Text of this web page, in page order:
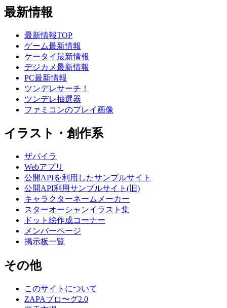
最新情報
最新情報TOP
ゲーム最新情報
ケータイ最新情報
デジカメ最新情報
PC最新情報
ツンデレサーチ！
ツンデレ抽選器
ファミコンのプレイ画像
イラスト・創作系
ザパイラ
Webアプリ
公開APIを利用したサンプルサイト
公開API利用サンプルサイト(旧)
キャラクターネームメーカー
スターオーシャンイラスト集
ドット絵作成コーナー
メンバーページ
掲示板一覧
その他
このサイトについて
ZAPAブロ〜グ2.0